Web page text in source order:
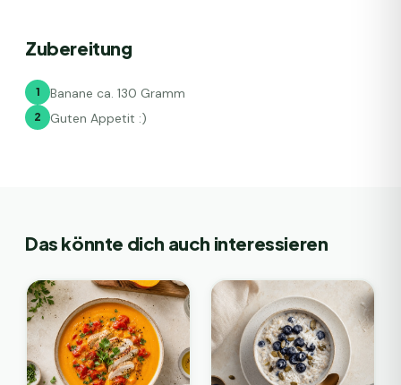
Zubereitung
1 Banane ca. 130 Gramm
2 Guten Appetit :)
Das könnte dich auch interessieren